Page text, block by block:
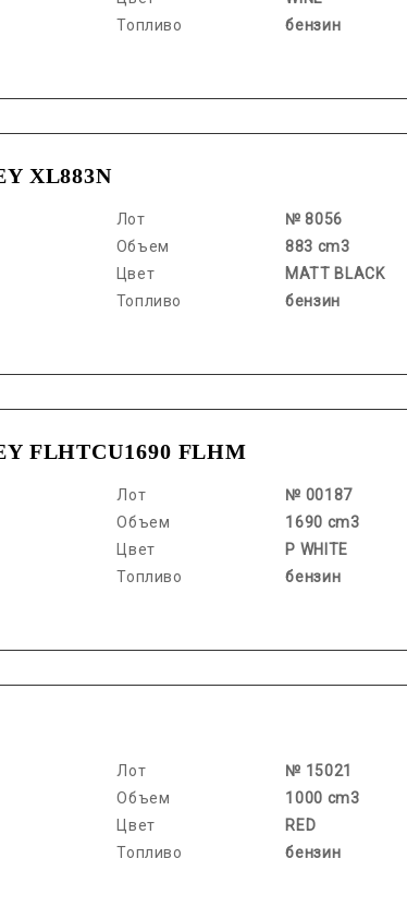
Топливо
бензин
XL883N
Лот
№ 8056
Объем
883 cm3
Цвет
MATT BLACK
Топливо
бензин
FLHTCU1690 FLHM
Лот
№ 00187
Объем
1690 cm3
Цвет
P WHITE
Топливо
бензин
Лот
№ 15021
Объем
1000 cm3
Цвет
RED
Топливо
бензин